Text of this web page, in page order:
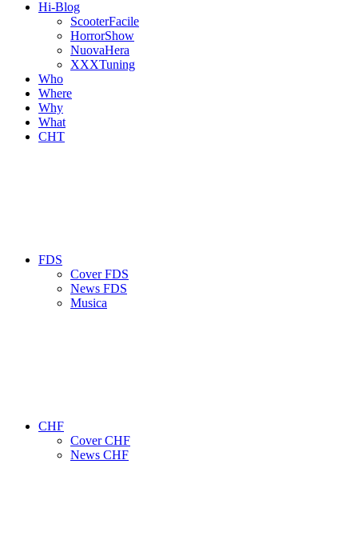
Hi-Blog
ScooterFacile
HorrorShow
NuovaHera
XXXTuning
Who
Where
Why
What
CHT
FDS
Cover FDS
News FDS
Musica
CHF
Cover CHF
News CHF